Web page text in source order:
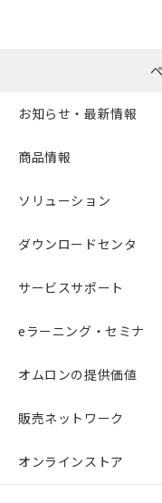
お知らせ・最新情報
商品情報
ソリューション
ダウンロードセンタ
サービスサポート
eラーニング・セミナ
オムロンの提供価値
販売ネットワーク
オンラインストア